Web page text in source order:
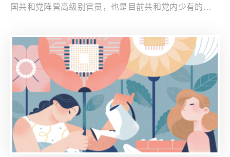
国共和党阵营高级别官员，也是目前共和党内少有的具有